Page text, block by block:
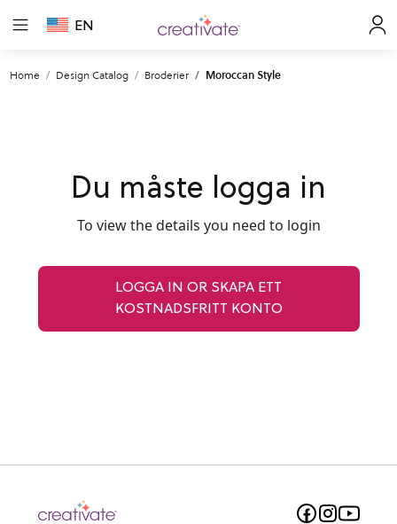
EN
Home Design Catalog Broderier Moroccan Style
Du måste logga in
To view the details you need to login
LOGGA IN OR SKAPA ETT
KOSTNADSFRITT KONTO